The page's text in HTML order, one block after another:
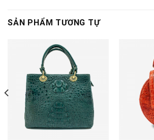
SẢN PHẨM TƯƠNG TỰ